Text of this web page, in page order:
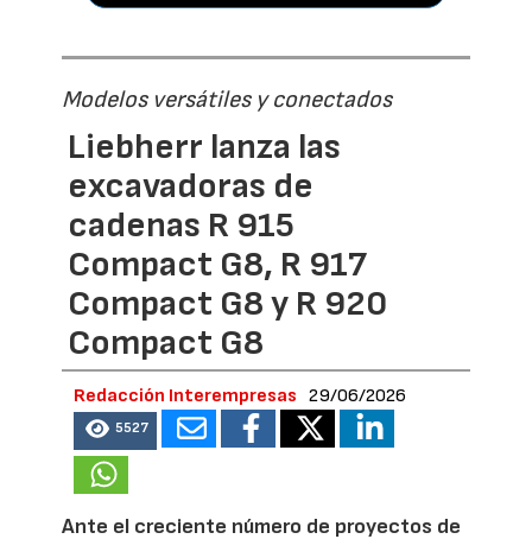
Modelos versátiles y conectados
Liebherr lanza las
excavadoras de
cadenas R 915
Compact G8, R 917
Compact G8 y R 920
Compact G8
Redacción Interempresas 29/06/2026
5527
Ante el creciente número de proyectos de